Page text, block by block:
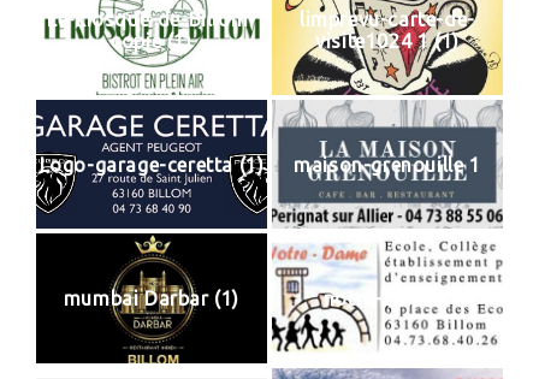
Le-kiosque-de-Billom-
copie (1)
limprevu-carte-de-
visite1024 1 (1)
Logo-garage-ceretta (1) maison-grenouille 1
mumbai Darbar (1) notre-dame 1